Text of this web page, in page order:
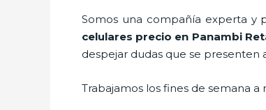
Somos una compañía experta y
celulares precio en Panambi
despejar dudas que se presenten
Trabajamos los fines de semana